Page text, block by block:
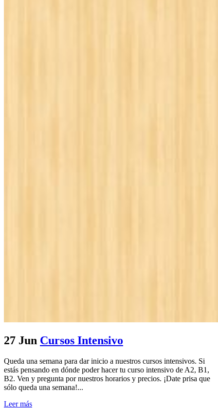
27 Jun Cursos Intensivo
Queda una semana para dar inicio a nuestros cursos intensivos. Si
estás pensando en dónde poder hacer tu curso intensivo de A2, B1,
B2. Ven y pregunta por nuestros horarios y precios. ¡Date prisa que
sólo queda una semana!...
Leer más